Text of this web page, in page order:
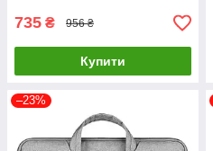
735 ₴ 956 ₴
Купити
–23%